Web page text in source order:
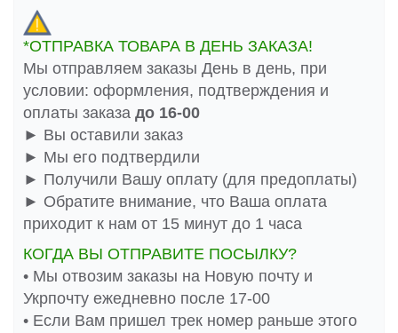
*ОТПРАВКА ТОВАРА В ДЕНЬ ЗАКАЗА!
Мы отправляем заказы День в день, при
условии: оформления, подтверждения и
оплаты заказа до 16-00
► Вы оставили заказ
► Мы его подтвердили
► Получили Вашу оплату (для предоплаты)
► Обратите внимание, что Ваша оплата
приходит к нам от 15 минут до 1 часа
КОГДА ВЫ ОТПРАВИТЕ ПОСЫЛКУ?
• Мы отвозим заказы на Новую почту и
Укрпочту ежедневно после 17-00
• Если Вам пришел трек номер раньше этого